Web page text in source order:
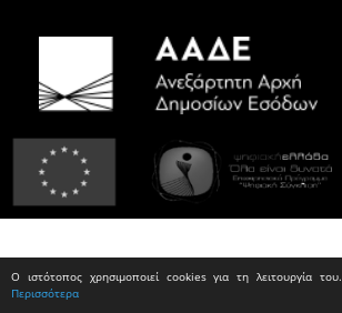
Ο ιστότοπος χρησιμοποιεί cookies για τη λειτουργία του.
Περισσότερα